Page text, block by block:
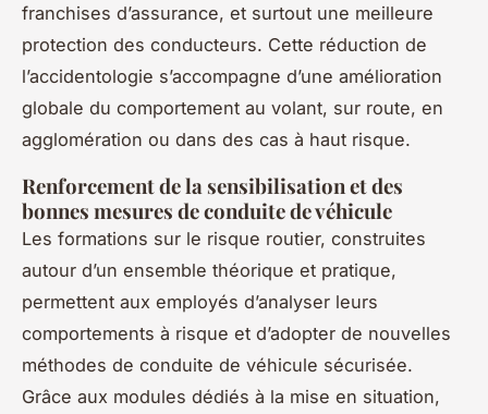
franchises d’assurance, et surtout une meilleure
protection des conducteurs. Cette réduction de
l’accidentologie s’accompagne d’une amélioration
globale du comportement au volant, sur route, en
agglomération ou dans des cas à haut risque.
Renforcement de la sensibilisation et des
bonnes mesures de conduite de véhicule
Les formations sur le risque routier, construites
autour d’un ensemble théorique et pratique,
permettent aux employés d’analyser leurs
comportements à risque et d’adopter de nouvelles
méthodes de conduite de véhicule sécurisée.
Grâce aux modules dédiés à la mise en situation,